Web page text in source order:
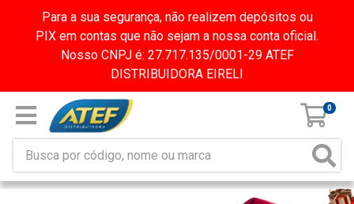
Para a sua segurança, não realizem depósitos ou
PIX em contas que não sejam a nossa conta oficial.
Nosso CNPJ é: 27.717.135/0001-29 ATEF
DISTRIBUIDORA EIRELI
0